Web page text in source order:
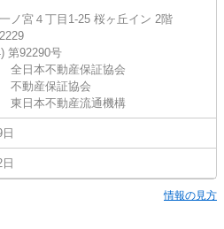
ノ宮４丁目1-25 桜ヶ丘イン 2階
第92290号
全日本不動産保証協会
不動産保証協会
東日本不動産流通機構
情報の見方